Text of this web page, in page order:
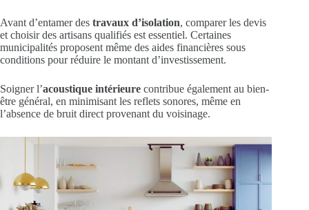
Avant d’entamer des travaux d’isolation, comparer les devis
et choisir des artisans qualifiés est essentiel. Certaines
municipalités proposent même des aides financières sous
conditions pour réduire le montant d’investissement.
Soigner l’acoustique intérieure contribue également au bien-
être général, en minimisant les reflets sonores, même en
l’absence de bruit direct provenant du voisinage.